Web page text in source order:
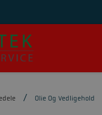
Olie Og Vedligehold